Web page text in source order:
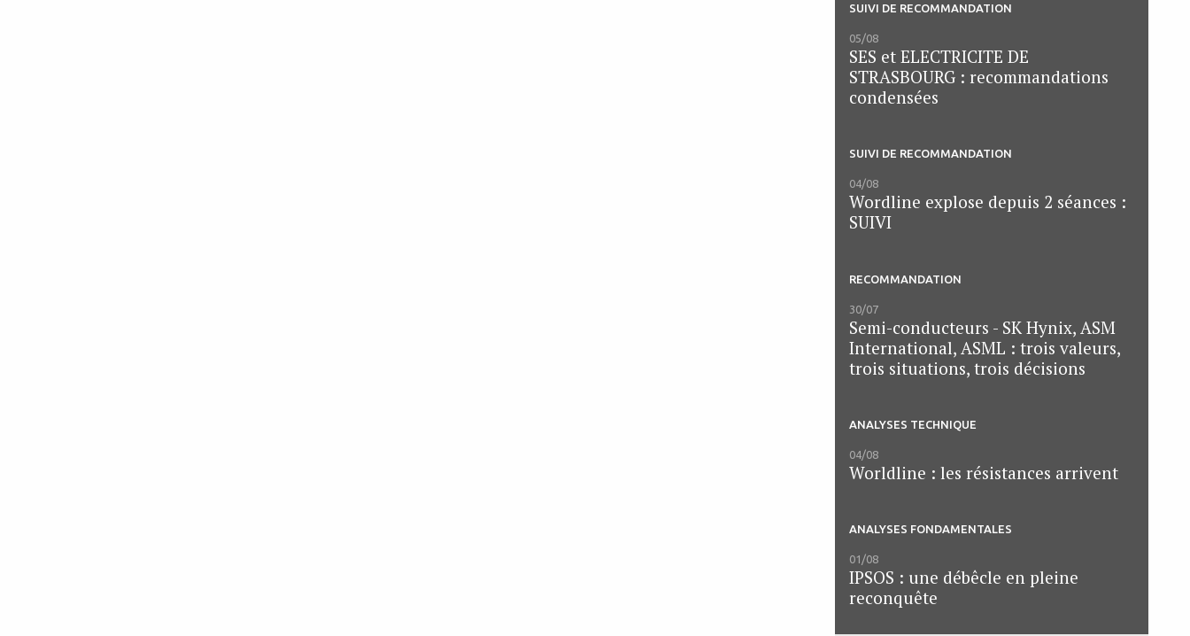
SUIVI DE RECOMMANDATION
05/08
SES et ELECTRICITE DE
STRASBOURG : recommandations
condensées
SUIVI DE RECOMMANDATION
04/08
Wordline explose depuis 2 séances :
SUIVI
RECOMMANDATION
30/07
Semi-conducteurs - SK Hynix, ASM
International, ASML : trois valeurs,
trois situations, trois décisions
ANALYSES TECHNIQUE
04/08
Worldline : les résistances arrivent
ANALYSES FONDAMENTALES
01/08
IPSOS : une débêcle en pleine
reconquête